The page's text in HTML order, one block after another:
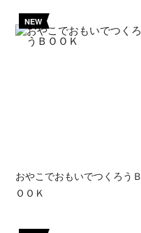
NEW
おやこでおもいでつくろうＢ
ＯＯＫ